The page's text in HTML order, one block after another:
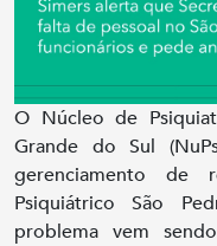
O Núcleo de
Grande do Sul
gerenciamento de
Psiquiátrico São
problema vem